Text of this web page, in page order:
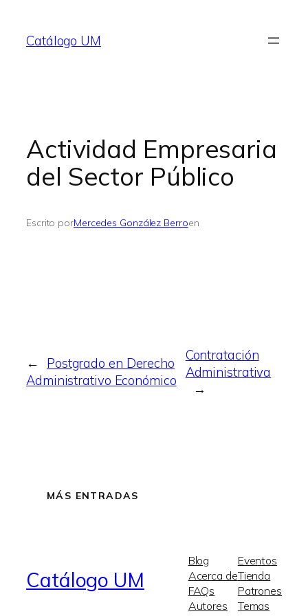
contenido
Catálogo UM
Actividad Empresaria
del Sector Público
Escrito porMercedes González Berroen
←
Postgrado en Derecho
Administrativo Económico
Contratación
Administrativa
→
MÁS ENTRADAS
Catálogo UM
Blog
Acerca de
FAQs
Autores
Eventos
Tienda
Patrones
Temas